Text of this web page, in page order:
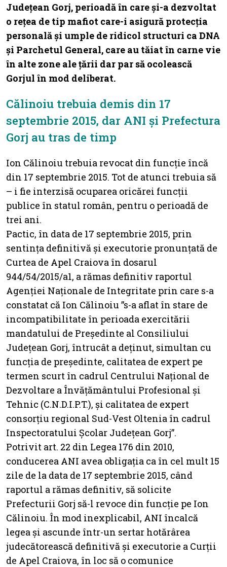
Județean Gorj, perioadă în care și-a dezvoltat
o rețea de tip mafiot care-i asigură protecția
personală și umple de ridicol structuri ca DNA
și Parchetul General, care au tăiat în carne vie
în alte zone ale țării dar par să ocolească
Gorjul în mod deliberat.
Călinoiu trebuia demis din 17
septembrie 2015, dar ANI și Prefectura
Gorj au tras de timp
Ion Călinoiu trebuia revocat din funcție încă
din 17 septembrie 2015. Tot de atunci trebuia să
– i fie interzisă ocuparea oricărei funcții
publice în statul român, pentru o perioadă de
trei ani.
Pactic, în data de 17 septembrie 2015, prin
sentința definitivă și executorie pronunțată de
Curtea de Apel Craiova în dosarul
944/54/2015/a1, a rămas definitiv raportul
Agenției Naționale de Integritate prin care s-a
constatat că Ion Călinoiu ”s-a aflat în stare de
incompatibilitate în perioada exercitării
mandatului de Președinte al Consiliului
Județean Gorj, întrucât a deținut, simultan cu
funcția de președinte, calitatea de expert pe
termen scurt în cadrul Centrului Național de
Dezvoltare a Învățământului Profesional și
Tehnic (C.N.D.I.P.T.), și calitatea de expert
consorțiu regional Sud-Vest Oltenia în cadrul
Inspectoratului Școlar Județean Gorj”.
Potrivit art. 22 din Legea 176 din 2010,
conducerea ANI avea obligația ca în cel mult 15
zile de la data de 17 septembrie 2015, când
raportul a rămas definitiv, să solicite
Prefecturii Gorj să-l revoce din funcție pe Ion
Călinoiu. În mod inexplicabil, ANI încalcă
legea și ascunde într-un sertar hotărârea
judecătorească definitivă și executorie a Curții
de Apel Craiova, în loc să o comunice